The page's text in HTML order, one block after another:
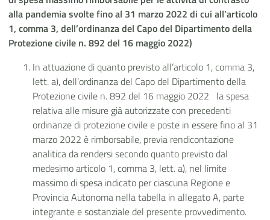
alla pandemia svolte fino al 31 marzo 2022 di cui all’articolo
1, comma 3, dell’ordinanza del Capo del Dipartimento della
Protezionecivile n. 892 del 16 maggio 2022)
In attuazione di quanto previsto all’articolo 1, comma 3,
lett. a), dell’ordinanza del Capo del Dipartimento della
Protezione civile n. 892 del 16 maggio 2022 la spesa
relativa alle misure già autorizzate con precedenti
ordinanze di protezione civile e poste in essere fino al 31
marzo 2022 è rimborsabile, previa rendicontazione
analitica da rendersi secondo quanto previsto dal
medesimo articolo 1, comma 3, lett. a), nel limite
massimo di spesa indicato per ciascuna Regione e
Provincia Autonoma nella tabella in allegato A, parte
integrante e sostanziale del presente provvedimento.